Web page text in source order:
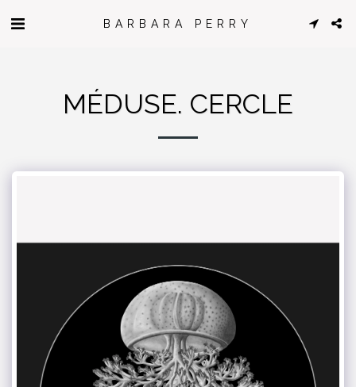
BARBARA PERRY
MÉDUSE. CERCLE